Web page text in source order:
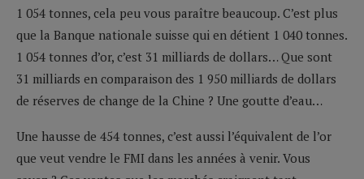
1 054 tonnes, cela peu vous paraître beaucoup. C’est plus
que la Banque nationale suisse qui en détient 1 040 tonnes.
1 054 tonnes d’or, c’est 31 milliards de dollars… Que sont
31 milliards en comparaison des 1 950 milliards de dollars
de réserves de change de la Chine ? Une goutte d’eau…
Une hausse de 454 tonnes, c’est aussi l’équivalent de l’or
que veut vendre le FMI dans les années à venir. Vous